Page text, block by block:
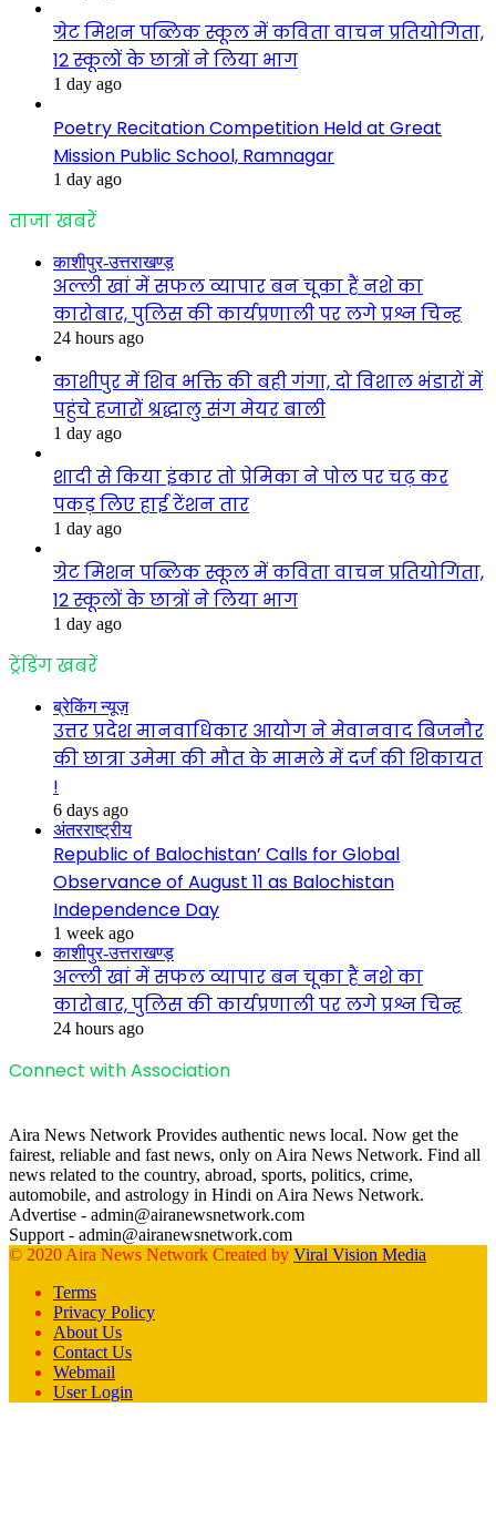
ग्रेट मिशन पब्लिक स्कूल में कविता वाचन प्रतियोगिता,
12 स्कूलों के छात्रों ने लिया भाग
1 day ago
Poetry Recitation Competition Held at Great
Mission Public School, Ramnagar
1 day ago
ताजा खबरें
काशीपुर-उत्तराखण्ड़
अल्ली खां में सफल व्यापार बन चूका हैं नशे का
कारोबार, पुलिस की कार्यप्रणाली पर लगे प्रश्न चिन्ह
24 hours ago
काशीपुर में शिव भक्ति की बही गंगा, दो विशाल भंडारों में
पहुंचे हजारों श्रद्धालु संग मेयर बाली
1 day ago
शादी से किया इंकार तो प्रेमिका ने पोल पर चढ़ कर
पकड़ लिए हाई टेंशन तार
1 day ago
ग्रेट मिशन पब्लिक स्कूल में कविता वाचन प्रतियोगिता,
12 स्कूलों के छात्रों ने लिया भाग
1 day ago
ट्रेंडिंग खबरें
ब्रेकिंग न्यूज़
उत्तर प्रदेश मानवाधिकार आयोग ने मेवानवाद बिजनौर
की छात्रा उमेमा की मौत के मामले में दर्ज की शिकायत
!
6 days ago
अंतरराष्ट्रीय
Republic of Balochistan’ Calls for Global
Observance of August 11 as Balochistan
Independence Day
1 week ago
काशीपुर-उत्तराखण्ड़
अल्ली खां में सफल व्यापार बन चूका हैं नशे का
कारोबार, पुलिस की कार्यप्रणाली पर लगे प्रश्न चिन्ह
24 hours ago
Connect with Association
Aira News Network Provides authentic news local. Now get the
fairest, reliable and fast news, only on Aira News Network. Find all
news related to the country, abroad, sports, politics, crime,
automobile, and astrology in Hindi on Aira News Network.
Advertise - admin@airanewsnetwork.com
Support - admin@airanewsnetwork.com
© 2020 Aira News Network Created by Viral Vision Media
Terms
Privacy Policy
About Us
Contact Us
Webmail
User Login